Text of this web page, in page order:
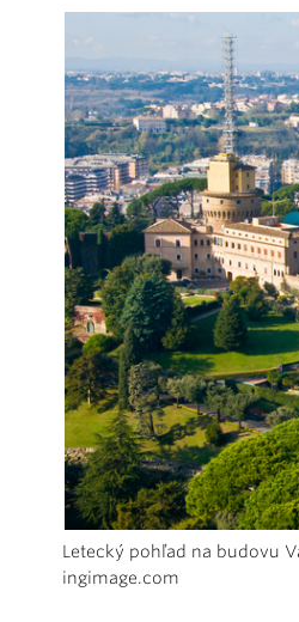
Letecký pohľad na budovu
ingimage.com